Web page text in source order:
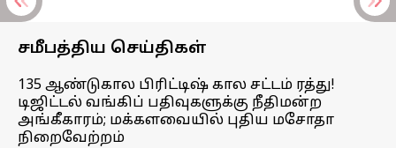
சமீபத்திய செய்திகள்
135 ஆண்டுகால பிரிட்டிஷ் கால சட்டம் ரத்து!
டிஜிட்டல் வங்கிப் பதிவுகளுக்கு நீதிமன்ற
அங்கீகாரம்; மக்களவையில் புதிய மசோதா
நிறைவேற்றம்